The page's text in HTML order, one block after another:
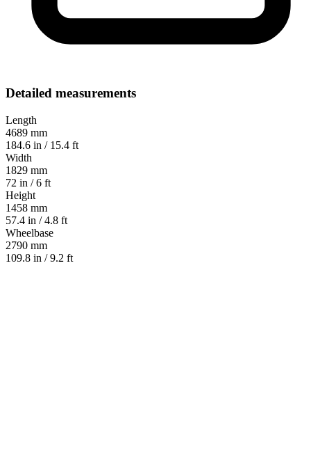
Detailed measurements
Length
4689 mm
184.6 in / 15.4 ft
Width
1829 mm
72 in / 6 ft
Height
1458 mm
57.4 in / 4.8 ft
Wheelbase
2790 mm
109.8 in / 9.2 ft